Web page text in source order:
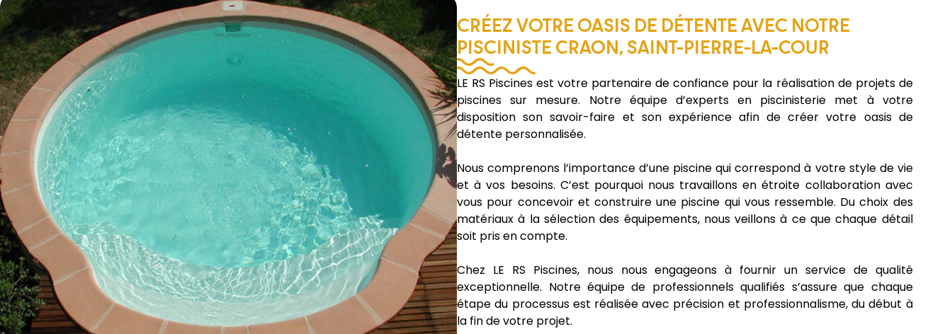
CRÉEZ VOTRE OASIS DE DÉTENTE AVEC NOTRE
PISCINISTE CRAON, SAINT-PIERRE-LA-COUR
LE RS Piscines est votre partenaire de confiance pour la réalisation de projets de
piscines sur mesure. Notre équipe d’experts en piscinisterie met à votre
disposition son savoir-faire et son expérience afin de créer votre oasis de
détente personnalisée.
Nous comprenons l’importance d’une piscine qui correspond à votre style de vie
et à vos besoins. C’est pourquoi nous travaillons en étroite collaboration avec
vous pour concevoir et construire une piscine qui vous ressemble. Du choix des
matériaux à la sélection des équipements, nous veillons à ce que chaque détail
soit pris en compte.
Chez LE RS Piscines, nous nous engageons à fournir un service de qualité
exceptionnelle. Notre équipe de professionnels qualifiés s’assure que chaque
étape du processus est réalisée avec précision et professionnalisme, du début à
la fin de votre projet.